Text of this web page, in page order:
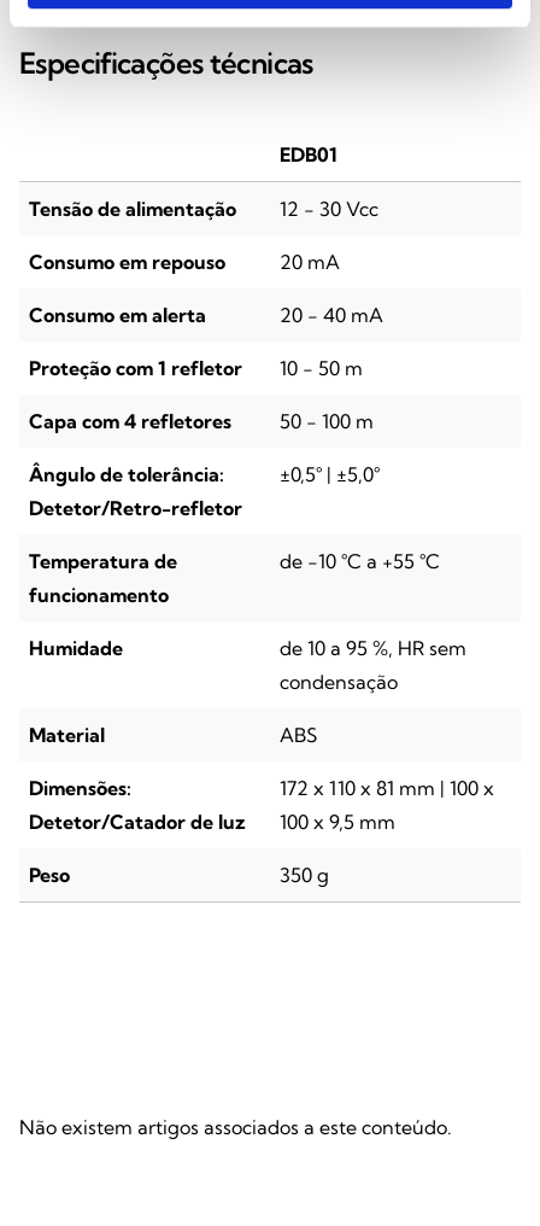
Especificações técnicas
EDB01
Tensão de alimentação 12 - 30 Vcc
Consumo em repouso 20 mA
Consumo em alerta 20 - 40 mA
Proteção com 1 refletor 10 - 50 m
Capa com 4 refletores 50 - 100 m
Ângulo de tolerância:
Detetor/Retro-refletor
±0,5° | ±5,0°
Temperatura de
funcionamento
de -10 °C a +55 °C
Humidade
de 10 a 95 %, HR sem
condensação
Material ABS
Dimensões:
Detetor/Catador de luz
172 x 110 x 81 mm | 100 x
100 x 9,5 mm
Peso 350 g
Não existem artigos associados a este conteúdo.